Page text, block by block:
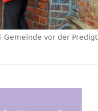
vor der Predigt